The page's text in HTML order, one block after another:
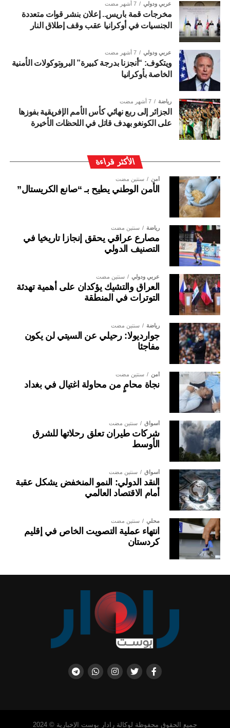
عربي ودولي 7 أشهر مضت
مخرجات قمة باريس.. إعلان بنشر قوات متعددة
الجنسيات في أوكرانيا عقب وقف إطلاق النار
عربي ودولي 7 أشهر مضت
ويتكوف: “أنجزنا بدرجة كبيرة” البروتوكولات الأمنية
الخاصة بأوكرانيا
رياضة 7 أشهر مضت
الجزائر إلى ربع نهائي كأس الأمم الإفريقية بفوزها
على الكونغو بهدف قاتل في اللحظات الأخيرة
الأكثر قراءة
أمن سنتين مضت
الأمن الوطني يطيح بـ “صانع الكريستال”
رياضة سنتين مضت
مصارع عراقي يحقق إنجازا تاريخيا في
التصنيف الدولي
عربي ودولي سنتين مضت
العراق والتشيك يؤكدان على أهمية تهدئة
التوترات في المنطقة
رياضة سنتين مضت
جوارديولا: رحيلي عن السيتي لن يكون
مفاجئا
أمن سنتين مضت
نجاة محامٍ من محاولة اغتيال في بغداد
أسواق سنتين مضت
شركات طيران تعلق رحلاتها للشرق
الأوسط
أسواق سنتين مضت
النقد الدولي: النمو المنخفض يشكل عقبة
أمام الاقتصاد العالمي
محلي سنتين مضت
انتهاء عملية التصويت الخاص في إقليم
كردستان
جميع الحقوق محفوظة لوكالة رادار بوست الإخبارية © 2024